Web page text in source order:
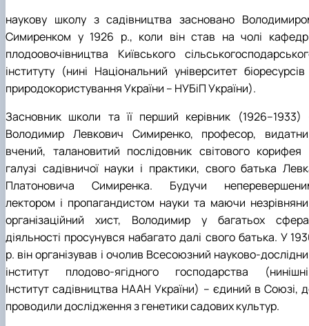
наукову школу з садівництва засновано
Симиренком у 1926 р., коли він став на чолі
плодоовочівництва Київського
інституту (нині Національний університет біоресурсів
природокористування України – НУБіП України).
Засновник школи та її перший керівник (1926–1933)
Володимир Левкович Симиренко, професор,
вчений, талановитий послідовник світового корифея
галузі садівничої науки і практики, свого батька
Платоновича Симиренка. Будучи
лектором і пропагандистом науки та маючи
організаційний хист, Володимир у багатьох
діяльності просунувся набагато далі свого батька. У
р. він організував і очолив Всесоюзний науково-
інститут плодово-ягідного господарства
Інститут садівництва НААН України) – єдиний в Союзі,
проводили дослідження з генетики садових культур.